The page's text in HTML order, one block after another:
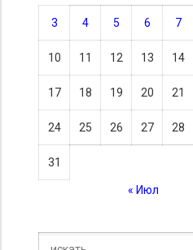
3 4 5 6 7
10 11 12 13 14
17 18 19 20 21
24 25 26 27 28
31
« Июл